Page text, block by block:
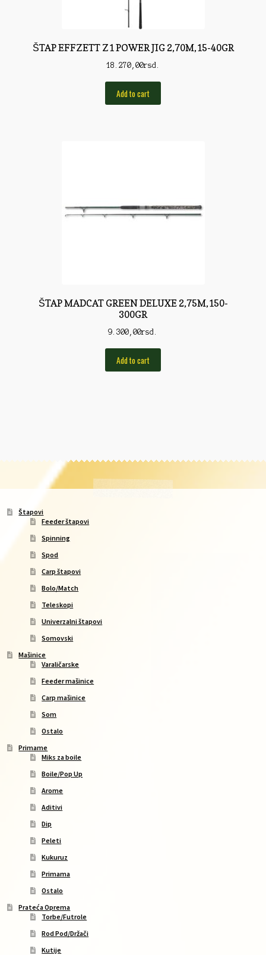
ŠTAP EFFZETT Z1 POWER JIG 2,70M,15-40GR
18.270,00rsd.
Add to cart
ŠTAP MADCAT GREEN DELUXE 2,75M,150-
300GR
9.300,00rsd.
Add to cart
Štapovi
Feeder štapovi
Spinning
Spod
Carp štapovi
Bolo/Match
Teleskopi
Univerzalni štapovi
Somovski
Mašinice
Varaličarske
Feeder mašinice
Carp mašinice
Som
Ostalo
Primame
Miks za boile
Boile/Pop Up
Arome
Aditivi
Dip
Peleti
Kukuruz
Primama
Ostalo
Prateća Oprema
Torbe/Futrole
Rod Pod/Držači
Kutije